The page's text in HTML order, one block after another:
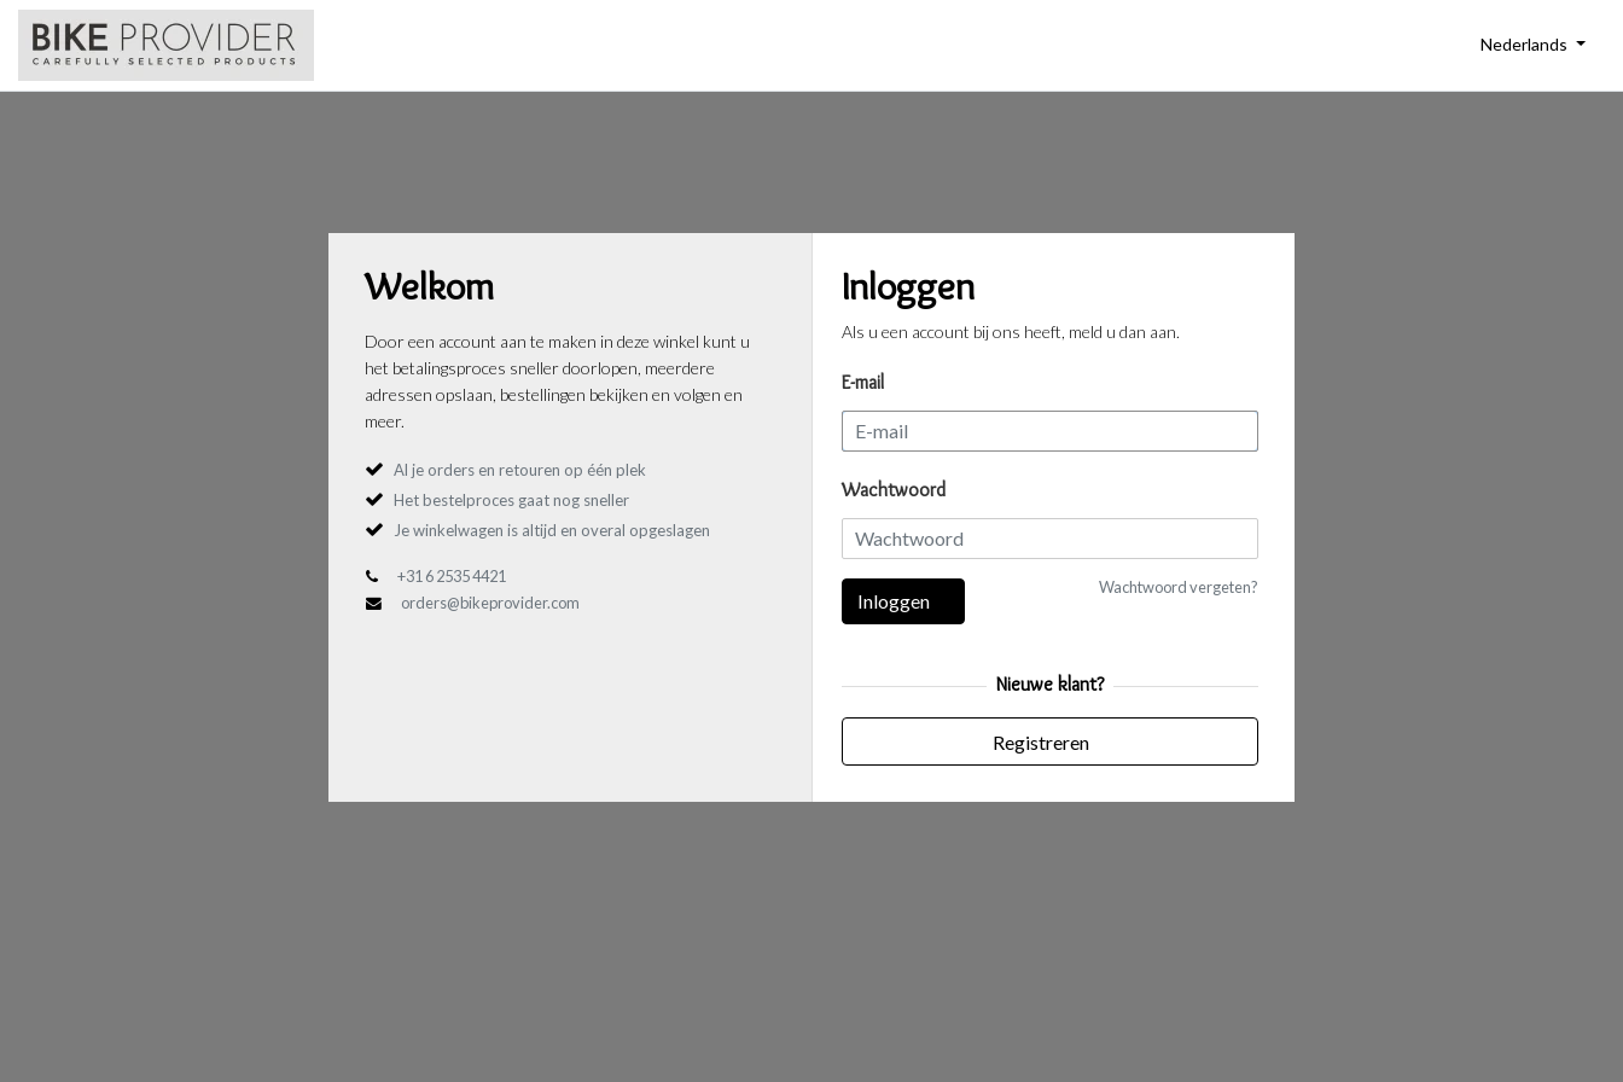
Nederlands
Welkom
Door een account aan te maken in deze winkel kunt u
het betalingsproces sneller doorlopen, meerdere
adressen opslaan, bestellingen bekijken en volgen en
meer.
Al je orders en retouren op één plek
Het bestelproces gaat nog sneller
Je winkelwagen is altijd en overal opgeslagen
+31 6 2535 4421
orders@bikeprovider.com
Inloggen
Als u een account bij ons heeft, meld u dan aan.
E-mail
Wachtwoord
Wachtwoord vergeten?
Inloggen
Nieuwe klant?
Registreren